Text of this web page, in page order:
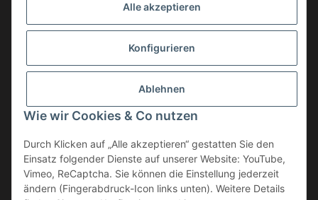
Alle akzeptieren
Konfigurieren
Ablehnen
Wie wir Cookies & Co nutzen
Durch Klicken auf „Alle akzeptieren“ gestatten Sie den
Einsatz folgender Dienste auf unserer Website: YouTube,
Vimeo, ReCaptcha. Sie können die Einstellung jederzeit
ändern (Fingerabdruck-Icon links unten). Weitere Details
Gesetzliche Informationen
Informationen
Service
Vertrag widerrufen
* Alle Preise inkl. gesetzlicher USt., zzgl.Versand